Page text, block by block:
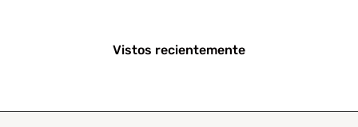
Vistos recientemente